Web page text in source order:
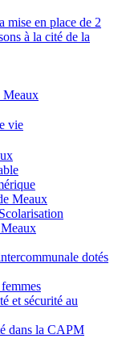
mise en place de 2
à la cité de la
Meaux
vie
Meaux
dotés
et sécurité au
dans la CAPM